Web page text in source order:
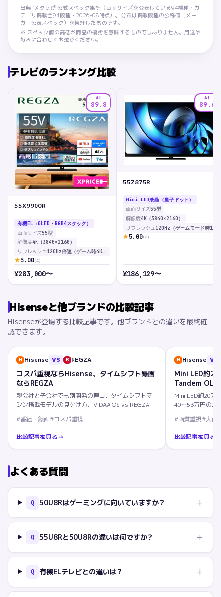
出典: メタっぴ 公式スペック集計（ 画面サイズを公表している94機種・カ
テゴリ掲載全94機種・ 2026-08時点）。分布は掲載機種の公称値（メー
カー公表スペック）を集計したものです。
※ スペック値の高低が商品の優劣を意味するものではありません。用途や
好みに合わせてお選びください。
テレビのランキング比較
AI
89.8
55X9900R
有機EL（OLED・RGB4スタック）
画面サイズ55型
解像度4K（3840×2160）
リフレッシュ 120Hz倍速（ゲーム時4K 144Hz VRR対応）
★5.00(4)
¥283,000〜
AI
89.6
55Z875R
Mini LED液晶（量子ドット）
画面サイズ55型
解像度4K（3840×2160）
リフレッシュ
★5.00(4)
¥186,129〜
Hisenseと他ブランドの比較記事
Hisenseが登場する比較記事です。他ブランドとの違いを最終確
認できます。
H Hisense VS R REGZA
コスパ重視ならHisense、タイムシフト録画
ならREGZA
親会社と子会社でも別開発の理由、タイムシフトマ
シン搭載モデルの見分け方、VIDAA OS vs REGZA
#番組・録画#コスパ重視
比較記事を見る→
H Hisense VS
Mini LED約
Tandem
Mini LED約20万
40〜53万円の2
#画質重視#大画
比較記事を見る
よくある質問
Q 50U8Rはゲーミングに向いていますか？ +
Q 55U8Rと50U8Rの違いは何ですか？ +
Q 有機ELテレビとの違いは？ +